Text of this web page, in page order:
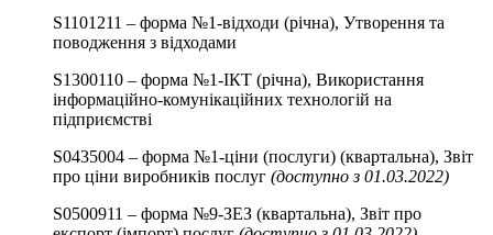
S1101211 – форма №1-відходи (річна), Утворення та
поводження з відходами
S1300110 – форма №1-ІКТ (річна), Використання
інформаційно-комунікаційних технологій на
підприємстві
S0435004 – форма №1-ціни (послуги) (квартальна), Звіт
про ціни виробників послуг (доступно з 01.03.2022)
S0500911 – форма №9-ЗЕЗ (квартальна), Звіт про